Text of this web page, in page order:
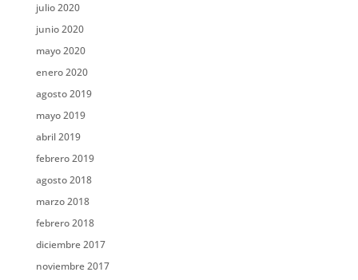
julio 2020
junio 2020
mayo 2020
enero 2020
agosto 2019
mayo 2019
abril 2019
febrero 2019
agosto 2018
marzo 2018
febrero 2018
diciembre 2017
noviembre 2017